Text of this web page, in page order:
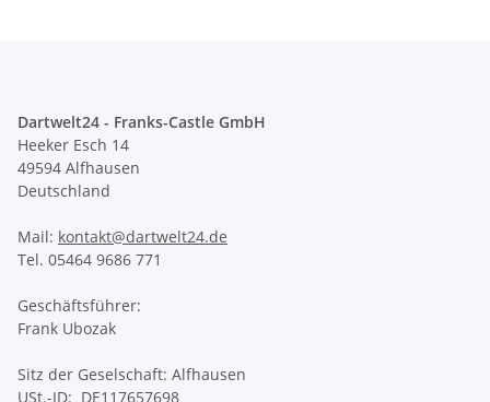
Dartwelt24 - Franks-Castle GmbH
Heeker Esch 14
49594 Alfhausen
Deutschland
Mail: kontakt@dartwelt24.de
Tel. 05464 9686 771
Geschäftsführer:
Frank Ubozak
Sitz der Geselschaft: Alfhausen
USt.-ID: DE117657698